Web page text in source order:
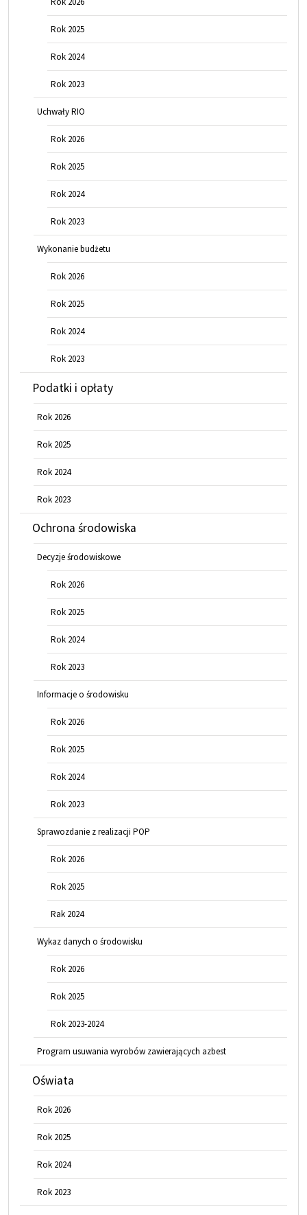
Rok 2025
Rok 2024
Rok 2023
Uchwały RIO
Rok 2026
Rok 2025
Rok 2024
Rok 2023
Wykonanie budżetu
Rok 2026
Rok 2025
Rok 2024
Rok 2023
Podatki i opłaty
Rok 2026
Rok 2025
Rok 2024
Rok 2023
Ochrona środowiska
Decyzje środowiskowe
Rok 2026
Rok 2025
Rok 2024
Rok 2023
Informacje o środowisku
Rok 2026
Rok 2025
Rok 2024
Rok 2023
Sprawozdanie z realizacji POP
Rok 2026
Rok 2025
Rak 2024
Wykaz danych o środowisku
Rok 2026
Rok 2025
Rok 2023-2024
Program usuwania wyrobów zawierających azbest
Oświata
Rok 2026
Rok 2025
Rok 2024
Rok 2023